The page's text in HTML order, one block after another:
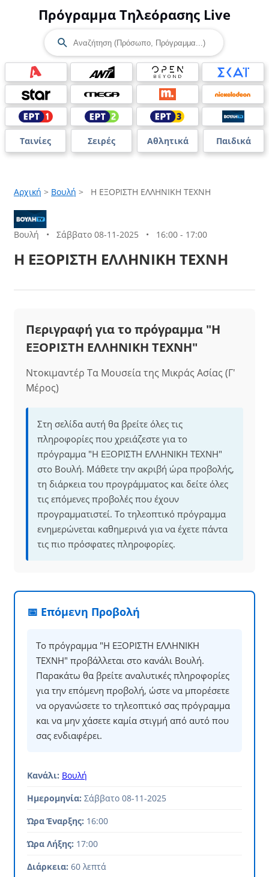
Πρόγραμμα Τηλεόρασης Live
Ταινίες Σειρές Αθλητικά Παιδικά
Αρχική > Βουλή > Η ΕΞΟΡΙΣΤΗ ΕΛΛΗΝΙΚΗ ΤΕΧΝΗ
Βουλή • Σάββατο 08-11-2025 • 16:00 - 17:00
Η ΕΞΟΡΙΣΤΗ ΕΛΛΗΝΙΚΗ ΤΕΧΝΗ
Περιγραφή για το πρόγραμμα "Η
ΕΞΟΡΙΣΤΗ ΕΛΛΗΝΙΚΗ ΤΕΧΝΗ"
Ντοκιμαντέρ Τα Μουσεία της Μικράς Ασίας (Γ'
Μέρος)
Στη σελίδα αυτή θα βρείτε όλες τις
πληροφορίες που χρειάζεστε για το
πρόγραμμα "Η ΕΞΟΡΙΣΤΗ ΕΛΛΗΝΙΚΗ ΤΕΧΝΗ"
στο Βουλή. Μάθετε την ακριβή ώρα προβολής,
τη διάρκεια του προγράμματος και δείτε όλες
τις επόμενες προβολές που έχουν
προγραμματιστεί. Το τηλεοπτικό πρόγραμμα
ενημερώνεται καθημερινά για να έχετε πάντα
τις πιο πρόσφατες πληροφορίες.
📅 Επόμενη Προβολή
Το πρόγραμμα "Η ΕΞΟΡΙΣΤΗ ΕΛΛΗΝΙΚΗ
ΤΕΧΝΗ" προβάλλεται στο κανάλι Βουλή.
Παρακάτω θα βρείτε αναλυτικές πληροφορίες
για την επόμενη προβολή, ώστε να μπορέσετε
να οργανώσετε το τηλεοπτικό σας πρόγραμμα
και να μην χάσετε καμία στιγμή από αυτό που
σας ενδιαφέρει.
Κανάλι: Βουλή
Ημερομηνία: Σάββατο 08-11-2025
Ώρα Έναρξης: 16:00
Ώρα Λήξης: 17:00
Διάρκεια: 60 λεπτά